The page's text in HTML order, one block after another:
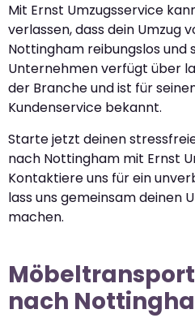
Mit Ernst Umzugsservice
verlassen, dass dein Umzug
Nottingham reibungslos und
Unternehmen verfügt über
der Branche und ist für
Kundenservice bekannt.
Starte jetzt deinen
nach Nottingham mit Ernst
Kontaktiere uns für ein
lass uns gemeinsam deinen
machen.
nach